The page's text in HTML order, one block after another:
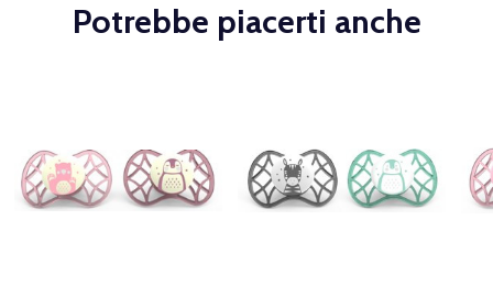
Potrebbe piacerti anche